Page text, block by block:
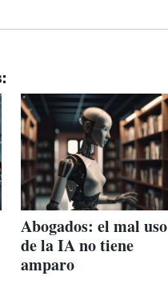
Abogados: el mal uso
de la IA no tiene
amparo